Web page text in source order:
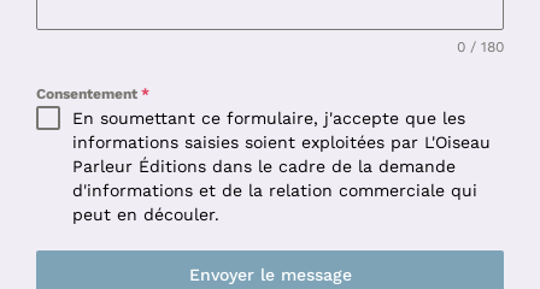
0 / 180
Consentement *
En soumettant ce formulaire, j'accepte que les
informations saisies soient exploitées par L'Oiseau
Parleur Éditions dans le cadre de la demande
d'informations et de la relation commerciale qui
peut en découler.
Envoyer le message